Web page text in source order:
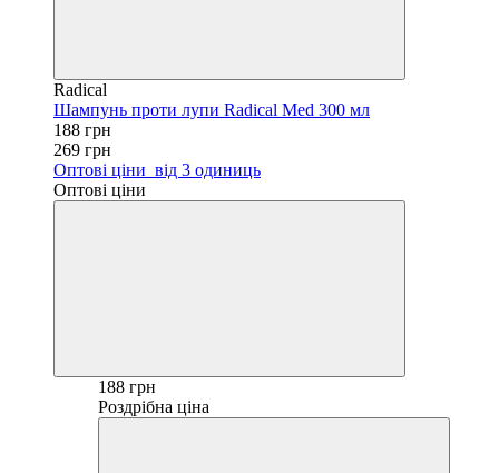
Radical
Шампунь проти лупи Radical Med 300 мл
188 грн
269 грн
Оптові ціни від 3 одиниць
Оптові ціни
188 грн
Роздрібна ціна